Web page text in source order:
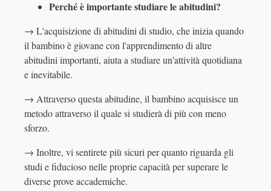
Perché è importante studiare le abitudini?
→ L'acquisizione di abitudini di studio, che inizia quando
il bambino è giovane con l'apprendimento di altre
abitudini importanti, aiuta a studiare un'attività quotidiana
e inevitabile.
→ Attraverso questa abitudine, il bambino acquisisce un
metodo attraverso il quale si studierà di più con meno
sforzo.
→ Inoltre, vi sentirete più sicuri per quanto riguarda gli
studi e fiducioso nelle proprie capacità per superare le
diverse prove accademiche.